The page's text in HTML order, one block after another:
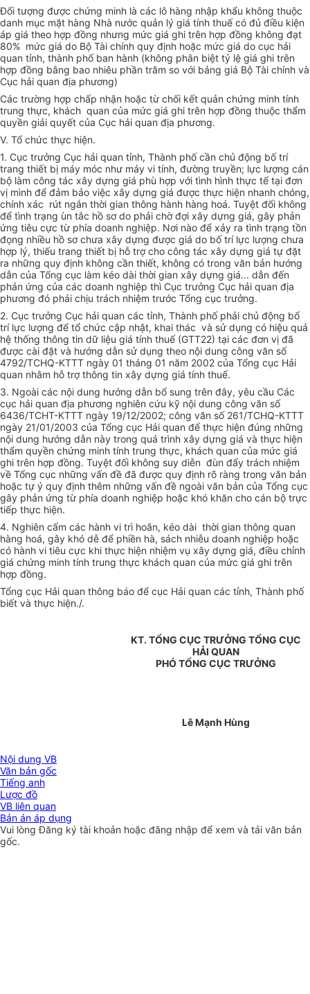
Đối tượng được chứng minh là các lô hàng nhập khẩu không thuộc
danh mục mặt hàng Nhà nước quản lý giá tính thuế có đủ điều kiện
áp giá theo hợp đồng nhưng mức giá ghi trên hợp đồng không đạt
80% mức giá do Bộ Tài chính quy định hoặc mức giá do cục hải
quan tỉnh, thành phố ban hành (không phân biệt tỷ lệ giá ghi trên
hợp đồng bằng bao nhiêu phần trăm so với bảng giá Bộ Tài chính và
Cục hải quan địa phương)
Các trường hợp chấp nhận hoặc từ chối kết quản chứng minh tính
trung thực, khách quan của mức giá ghi trên hợp đồng thuộc thẩm
quyền giải quyết của Cục hải quan địa phương.
V. Tổ chức thực hiện.
1. Cục trưởng Cục hải quan tỉnh, Thành phố cần chủ động bố trí
trang thiết bị máy móc như máy vi tính, đường truyền; lực lượng cán
bộ làm công tác xây dựng giá phù hợp với tình hình thực tế tại đơn
vị mình để đảm bảo việc xây dựng giá được thực hiện nhanh chóng,
chính xác rút ngắn thời gian thông hành hàng hoá. Tuyệt đối không
để tình trạng ùn tắc hồ sơ do phải chờ đợi xây dựng giá, gây phản
ứng tiêu cực từ phía doanh nghiệp. Nơi nào để xảy ra tình trạng tồn
đọng nhiều hồ sơ chưa xây dựng được giá do bố trí lực lượng chưa
hợp lý, thiếu trang thiết bị hỗ trợ cho công tác xây dựng giá tự đặt
ra những quy định không cần thiết, không có trong văn bản hướng
dẫn của Tổng cục làm kéo dài thời gian xây dựng giá... dẫn đến
phản ứng của các doanh nghiệp thì Cục trưởng Cục hải quan địa
phương đó phải chịu trách nhiệm trước Tổng cục trưởng.
2. Cục trưởng Cục hải quan các tỉnh, Thành phố phải chủ động bố
trí lực lượng để tổ chức cập nhật, khai thác và sử dụng có hiệu quả
hệ thống thông tin dữ liệu giá tính thuế (GTT22) tại các đơn vị đã
được cài đặt và hướng dẫn sử dụng theo nội dung công văn số
4792/TCHQ-KTTT ngày 01 tháng 01 năm 2002 của Tổng cục Hải
quan nhằm hỗ trợ thông tin xây dựng giá tính thuế.
3. Ngoài các nội dung hướng dẫn bổ sung trên đây, yêu cầu Các
cục hải quan địa phương nghiên cứu kỹ nội dung công văn số
6436/TCHT-KTTT ngày 19/12/2002; công văn số 261/TCHQ-KTTT
ngày 21/01/2003 của Tổng cục Hải quan để thực hiện đúng những
nội dung hướng dẫn này trong quá trình xây dựng giá và thực hiện
thẩm quyền chứng minh tính trung thực, khách quan của mức giá
ghi trên hợp đồng. Tuyệt đối không suy diễn đùn đẩy trách nhiệm
về Tổng cục những vấn đề đã được quy định rõ ràng trong văn bản
hoặc tự ý quy định thêm những vấn đề ngoài văn bản của Tổng cục
gây phản ứng từ phía doanh nghiệp hoặc khó khăn cho cán bộ trực
tiếp thực hiện.
4. Nghiên cấm các hành vi trì hoãn, kéo dài thời gian thông quan
hàng hoá, gây khó dễ để phiền hà, sách nhiễu doanh nghiệp hoặc
có hành vi tiêu cực khi thực hiện nhiệm vụ xây dựng giá, điều chỉnh
giá chứng minh tính trung thực khách quan của mức giá ghi trên
hợp đồng.
Tổng cục Hải quan thông báo để cục Hải quan các tỉnh, Thành phố
biết và thực hiện./.
KT. TỔNG CỤC TRƯỞNG TỔNG CỤC
HẢI QUAN
PHÓ TỔNG CỤC TRƯỞNG
Lê Mạnh Hùng
Nội dung VB
Văn bản gốc
Tiếng anh
Lược đồ
VB liên quan
Bản án áp dụng
Vui lòngĐăng ký tài khoản hoặc đăng nhập để xem và tải văn bản
gốc.